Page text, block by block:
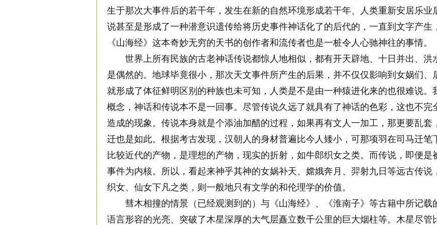
生于那次大事件后的若干年，发生在新的自然环境形成若干年、人类重新安居乐
说甚至是形成了一种潜意识遗传给将历史事件神话化了的后代的，一直到文字产
《山海经》这本奇妙无穷的天书的创作者和流传者也是一桩令人心驰神往的事情。
世界上所有民族的古老神话传说都惊人地相似，都有开天辟地、十日并出、洪
是偶然的。地球毕竟很小，那次天文事件所产生的后果，并不仅仅影响到女娲们
就形成了体征鲜明区别的种族也未可知，人类是不是由一种猿进化来的也很难说。
概念，神话和传说本不是一回事。尽管传说久远了就具有了神话的色彩，这也不
造成的现象。传说本身就是个添油加醋的过程，如果再有文人一加工，那更要乱套
迁也是如此。根据考古发现，汉朝人的身材普遍比今人矮小，可那项羽在司马迁
比较近代的产物，是理想的产物，现实的折射，如牛郎织女之类。而传说，即便
事件为内核。所以，看起来神乎其神的女娲补天、嫦娥奔月、羿射九日等远古传
织女、仙女下凡之类，则一般地只有文学的和伦理学的价值。
彗木相撞的情景（已经观测到的）与《山海经》、《淮南子》等古籍中所记载
语言形容的光亮、突破了木星深厚的大气层矗立数千公里的巨大烟柱等。木星尽